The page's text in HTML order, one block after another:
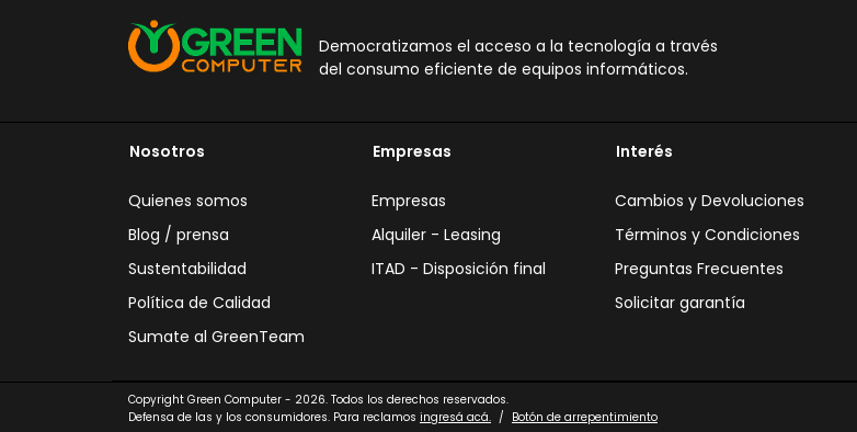
Democratizamos el acceso a la tecnología a través
del consumo eficiente de equipos informáticos.
Nosotros
Quienes somos
Blog / prensa
Sustentabilidad
Política de Calidad
Sumate al GreenTeam
Empresas
Empresas
Alquiler - Leasing
ITAD - Disposición final
Interés
Cambios y Devoluciones
Términos y Condiciones
Preguntas Frecuentes
Solicitar garantía
Copyright Green Computer - 2026. Todos los derechos reservados.
Defensa de las y los consumidores. Para reclamos ingresá acá. / Botón de arrepentimiento